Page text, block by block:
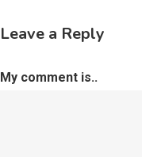
Leave a Reply
My comment is..